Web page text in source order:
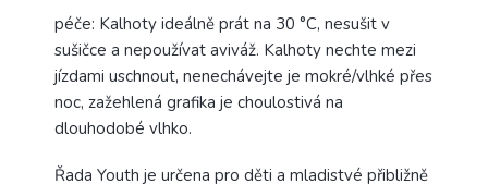
péče: Kalhoty ideálně prát na 30 °C, nesušit v
sušičce a nepoužívat aviváž. Kalhoty nechte mezi
jízdami uschnout, nenechávejte je mokré/vlhké přes
noc, zažehlená grafika je choulostivá na
dlouhodobé vlhko.
Řada Youth je určena pro děti a mladistvé přibližně